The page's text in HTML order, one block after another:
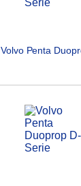
Volvo Penta